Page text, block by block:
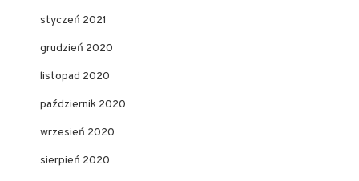
styczeń 2021
grudzień 2020
listopad 2020
październik 2020
wrzesień 2020
sierpień 2020